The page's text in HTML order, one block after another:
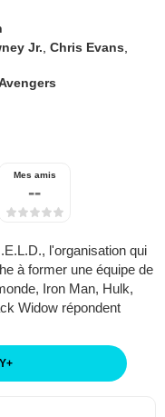
Jr. ,Chris Evans
Mes amis
--
l'organisation qui
à former une équipe de
Iron Man, Hulk,
Widow répondent
+